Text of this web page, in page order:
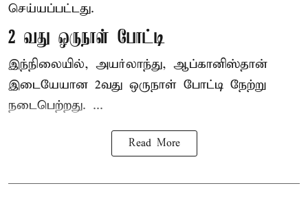
செய்யப்பட்டது.
2 வது ஒருநாள் போட்டி
இந்நிலையில், அயர்லாந்து, ஆப்கானிஸ்தான்
இடையேயான 2வது ஒருநாள் போட்டி நேற்று
நடைபெற்றது. ...
Read More